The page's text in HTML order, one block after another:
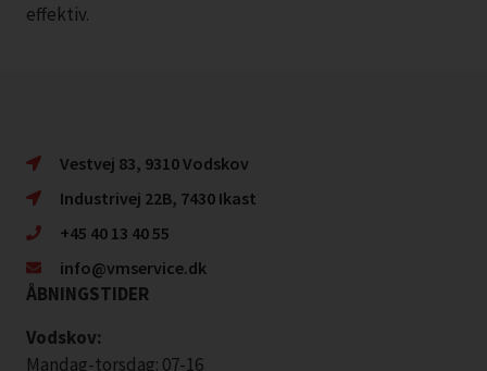
effektiv.
Vestvej 83, 9310 Vodskov
Industrivej 22B, 7430 Ikast
+45 40 13 40 55
info@vmservice.dk
ÅBNINGSTIDER
Vodskov:
Mandag-torsdag: 07-16